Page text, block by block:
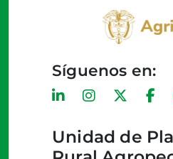
Unidad de
Síguenos en: